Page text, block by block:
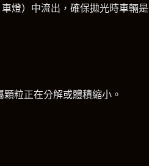
燈）中流出，確保拋光時車輛
粒正在分解或體積縮小。